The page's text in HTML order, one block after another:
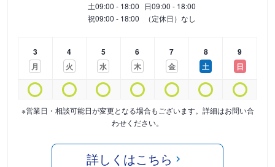
土09:00 - 18:00 日09:00 - 18:00
祝09:00 - 18:00 （定休日）なし
3
月
4
火
5
水
6
木
7
金
8
土
9
日
※営業日・相談可能日が変更となる場合もございます。詳細はお問い合
わせください。
詳しくはこちら